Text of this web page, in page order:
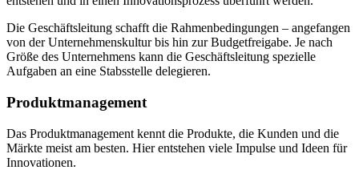
Die Geschäftsleitung schafft die Rahmenbedingungen – angefangen
von der Unternehmenskultur bis hin zur Budgetfreigabe. Je nach
Größe des Unternehmens kann die Geschäftsleitung spezielle
Aufgaben an eine Stabsstelle delegieren.
Produktmanagement
Das Produktmanagement kennt die Produkte, die Kunden und die
Märkte meist am besten. Hier entstehen viele Impulse und Ideen für
Innovationen.